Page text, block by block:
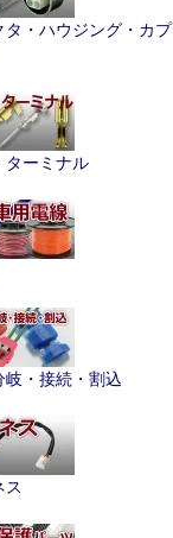
タ・ハウジング・カプ
ターミナル
岐・接続・割込
ス